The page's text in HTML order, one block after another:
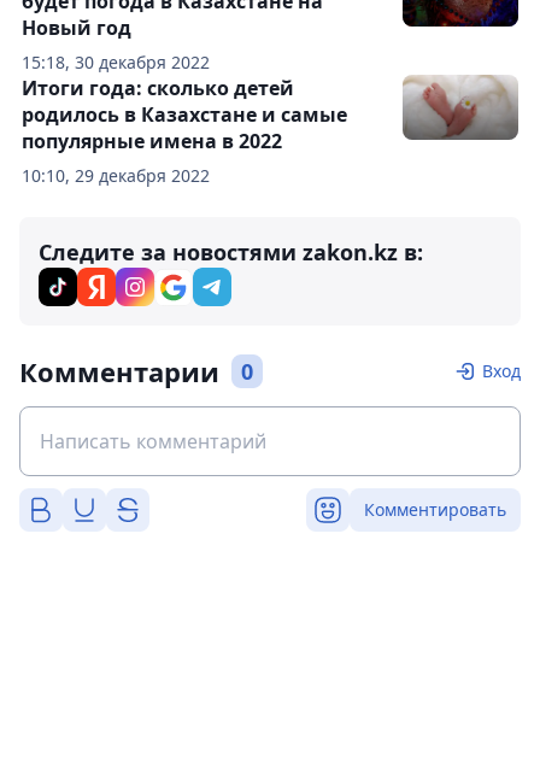
15:18, 30 декабря 2022
Новый год
10:10, 29 декабря 2022
Итоги года: сколько детей
родилось в Казахстане и самые
популярные имена в 2022
Следите за новостями zakon.kz в:
Комментарии 0 Вход
Комментировать